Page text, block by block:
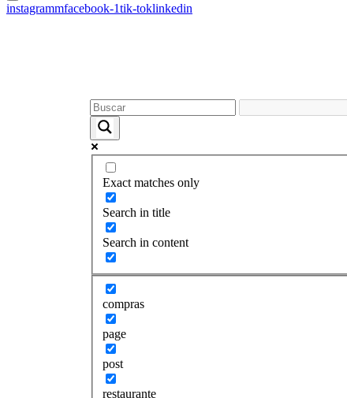
instagrammfacebook-1tik-toklinkedin
Exact matches only
Search in title
Search in content
compras
page
post
restaurante